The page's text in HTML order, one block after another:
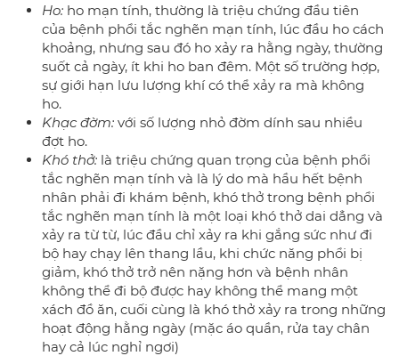
Ho: ho mạn tính, thường là triệu chứng đầu tiên
của bệnh phổi tắc nghẽn mạn tính, lúc đầu ho cách
khoảng, nhưng sau đó ho xảy ra hằng ngày, thường
suốt cả ngày, ít khi ho ban đêm. Một số trường hợp,
sự giới hạn lưu lượng khí có thể xảy ra mà không
ho.
Khạc đờm: với số lượng nhỏ đờm dính sau nhiều
đợt ho.
Khó thở: là triệu chứng quan trọng của bệnh phổi
tắc nghẽn mạn tính và là lý do mà hầu hết bệnh
nhân phải đi khám bệnh, khó thở trong bệnh phổi
tắc nghẽn mạn tính là một loại khó thở dai dẳng và
xảy ra từ từ, lúc đầu chỉ xảy ra khi gắng sức như đi
bộ hay chạy lên thang lầu, khi chức năng phổi bị
giảm, khó thở trở nên nặng hơn và bệnh nhân
không thể đi bộ được hay không thể mang một
xách đồ ăn, cuối cùng là khó thở xảy ra trong những
hoạt động hằng ngày (mặc áo quần, rửa tay chân
hay cả lúc nghỉ ngơi)